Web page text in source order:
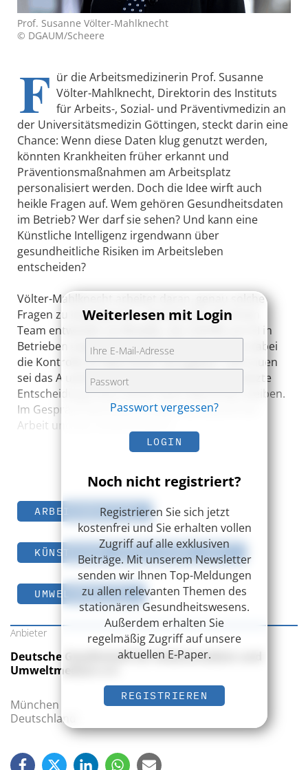
Prof. Susanne Völter-Mahlknecht
© DGAUM/Scheere
F ür die Arbeitsmedizinerin Prof. Susanne
Völter-Mahlknecht, Direktorin des Instituts
für Arbeits-, Sozial- und Präventivmedizin an
der Universitätsmedizin Göttingen, steckt darin eine
Chance: Wenn diese Daten klug genutzt werden,
könnten Krankheiten früher erkannt und
Präventionsmaßnahmen am Arbeitsplatz
personalisiert werden. Doch die Idee wirft auch
heikle Fragen auf. Wem gehören Gesundheitsdaten
im Betrieb? Wer darf sie sehen? Und kann eine
Künstliche Intelligenz irgendwann über
gesundheitliche Risiken im Arbeitsleben
entscheiden?
Völter-Mahlknecht arbeitet daran, genau solche
Fragen zu beantworten. Gemeinsam mit ihrem
Team entwickelt sie Modelle, die mithilfe von KI in
Betrieben eingesetzt werden können – ohne dabei
die Kontrolle an Maschinen abzugeben. Vertrauen
sei das A und O. Denn für sie steht fest: Die letzte
Entscheidung muss immer beim Menschen bleiben.
Im Gespräch berichtet sie über die Zukunft der
Arbeit und der Arbeitsmedizin.
Weiterlesen mit Login
Passwort vergessen?
LOGIN
Noch nicht registriert?
Registrieren Sie sich jetzt
kostenfrei und Sie erhalten vollen
Zugriff auf alle exklusiven
Beiträge. Mit unserem Newsletter
senden wir Ihnen Top-Meldungen
zu allen relevanten Themen des
stationären Gesundheitswesens.
Außerdem erhalten Sie
regelmäßig Zugriff auf unsere
aktuellen E-Paper.
REGISTRIEREN
ARBEITSMEDIZIN
KÜNSTLICHE INTELLIGENZ (KI)
UMWELTMEDIZIN
Anbieter
Deutsche Gesellschaft für Arbeitsmedizin und
Umweltmedizin e.V.
München
Deutschland